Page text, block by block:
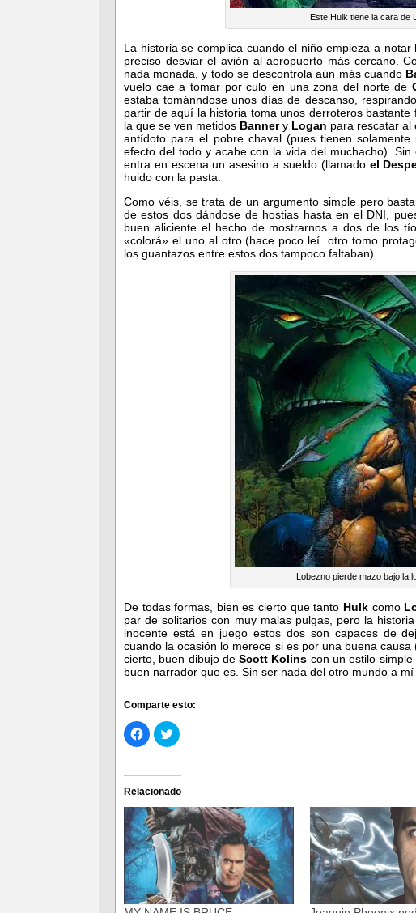
Este Hulk tiene la cara de
La historia se complica cuando el niño empieza a
preciso desviar el avión al aeropuerto más cercano.
nada monada, y todo se descontrola aún más cuando
vuelo cae a tomar por culo en una zona del norte de
estaba tománndose unos días de descanso,
partir de aquí la historia toma unos derroteros
la que se ven metidos Bannery Logan para rescatar al
antídoto para el pobre chaval (pues tienen
efecto del todo y acabe con la vida del muchacho).
entra en escena un asesino a sueldo (llamado el
huido con la pasta.
Como véis, se trata de un argumento simple pero
de estos dos dándose de hostias hasta en el DNI,
buen aliciente el hecho de mostrarnos a dos de los
«colorá» el uno al otro (hace poco leí otro tomo
los guantazos entre estos dos tampoco faltaban).
Lobezno pierde mazo bajo la
De todas formas, bien es cierto que tanto Hulk como
par de solitarios con muy malas pulgas, pero la
inocente está en juego estos dos son capaces de
cuando la ocasión lo merece si es por una buena
cierto, buen dibujo deScott Kolins con un estilo
buen narrador que es. Sin ser nada del otro mundo a
Comparte esto:
Haz
clic
para
Facebook
(Se
abre
en
una
ventana
nueva)
Haz
clic
Twitter
(Se
abre
en
una
ventana
nueva)
Relacionado